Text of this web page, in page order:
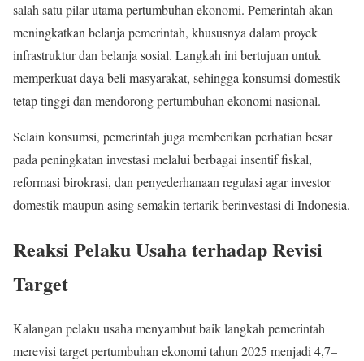
salah satu pilar utama pertumbuhan ekonomi. Pemerintah akan
meningkatkan belanja pemerintah, khususnya dalam proyek
infrastruktur dan belanja sosial. Langkah ini bertujuan untuk
memperkuat daya beli masyarakat, sehingga konsumsi domestik
tetap tinggi dan mendorong pertumbuhan ekonomi nasional.
Selain konsumsi, pemerintah juga memberikan perhatian besar
pada peningkatan investasi melalui berbagai insentif fiskal,
reformasi birokrasi, dan penyederhanaan regulasi agar investor
domestik maupun asing semakin tertarik berinvestasi di Indonesia.
Reaksi Pelaku Usaha terhadap Revisi
Target
Kalangan pelaku usaha menyambut baik langkah pemerintah
merevisi target pertumbuhan ekonomi tahun 2025 menjadi 4,7–